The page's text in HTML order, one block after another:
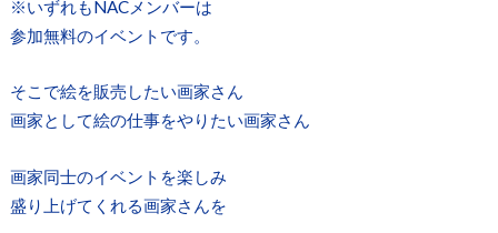
※いずれもNACメンバーは
参加無料のイベントです。
そこで絵を販売したい画家さん
画家として絵の仕事をやりたい画家さん
画家同士のイベントを楽しみ
盛り上げてくれる画家さんを